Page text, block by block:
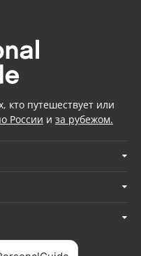
кто путешествует или
России и за рубежом.